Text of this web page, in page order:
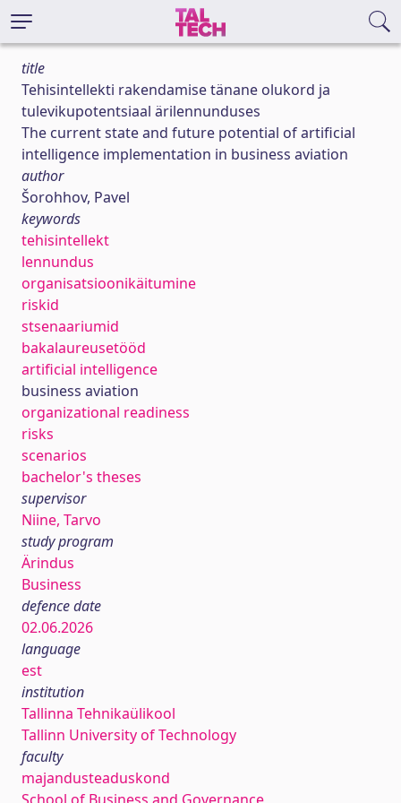
title
Tehisintellekti rakendamise tänane olukord ja
tulevikupotentsiaal ärilennunduses
The current state and future potential of artificial
intelligence implementation in business aviation
author
Šorohhov, Pavel
keywords
tehisintellekt
lennundus
organisatsioonikäitumine
riskid
stsenaariumid
bakalaureusetööd
artificial intelligence
business aviation
organizational readiness
risks
scenarios
bachelor's theses
supervisor
Niine, Tarvo
study program
Ärindus
Business
defence date
02.06.2026
language
est
institution
Tallinna Tehnikaülikool
Tallinn University of Technology
faculty
majandusteaduskond